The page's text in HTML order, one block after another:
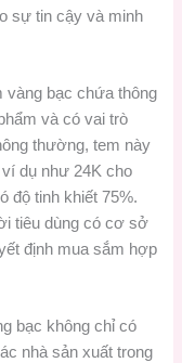
sự tin cậy và minh
vàng bạc chứa thông
và có vai trò
thường, tem này
dụ như 24K cho
độ tinh khiết 75%.
tiêu dùng có cơ sở
định mua sắm hợp
bạc không chỉ có
nhà sản xuất trong